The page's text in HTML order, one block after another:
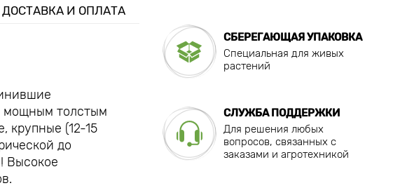
ДОСТАВКА И ОПЛАТА
мощным толстым
крупные (12-15
до
Высокое
СБЕРЕГАЮЩАЯ УПАКОВКА
Специальная для живых
растений
СЛУЖБА ПОДДЕРЖКИ
Для решения любых
вопросов, связанных с
заказами и агротехникой